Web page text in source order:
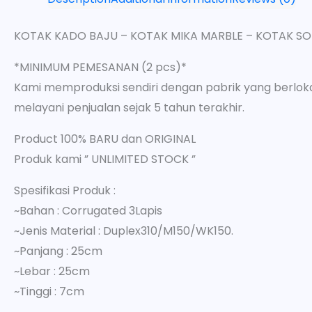
KOTAK KADO BAJU – KOTAK MIKA MARBLE – KOTAK
*MINIMUM PEMESANAN (2 pcs)*
Kami memproduksi sendiri dengan pabrik yang
melayani penjualan sejak 5 tahun terakhir.
Product 100% BARU dan ORIGINAL
Produk kami ” UNLIMITED STOCK ”
Spesifikasi Produk :
~Bahan : Corrugated 3Lapis
~Jenis Material : Duplex310/M150/WK150.
~Panjang : 25cm
~Lebar : 25cm
~Tinggi : 7cm